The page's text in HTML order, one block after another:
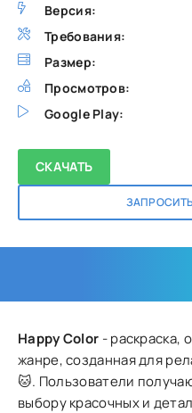
Версия:
Требования:
Размер:
Просмотров:
Google Play:
СКАЧАТЬ
Happy Color - раскраска,
жанре, созданная для
🐱. Пользователи
выбору красочных и